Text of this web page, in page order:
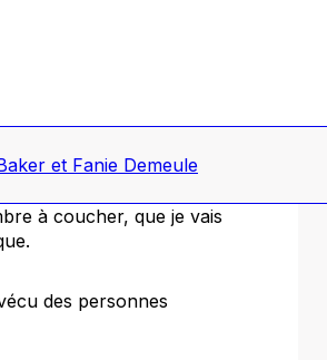
et Fanie Demeule
à coucher, que je vais
des personnes